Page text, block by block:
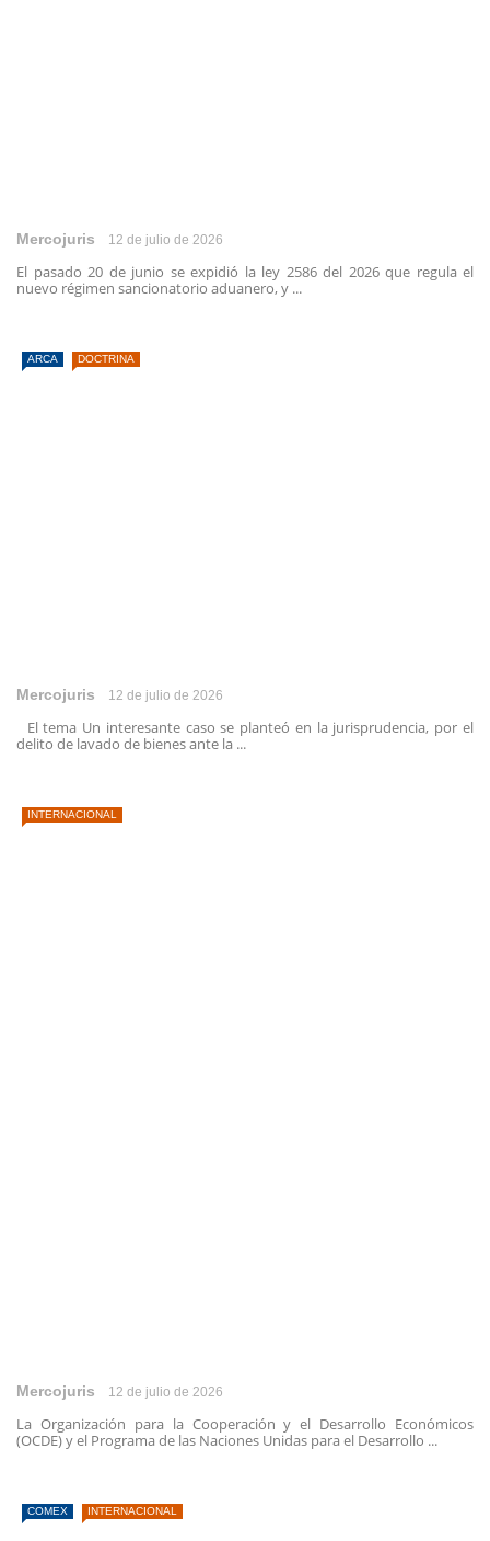
Mercojuris 12 de julio de 2026
El pasado 20 de junio se expidió la ley 2586 del 2026 que regula el
nuevo régimen sancionatorio aduanero, y ...
ARCA DOCTRINA
Mercojuris 12 de julio de 2026
El tema Un interesante caso se planteó en la jurisprudencia, por el
delito de lavado de bienes ante la ...
INTERNACIONAL
Mercojuris 12 de julio de 2026
La Organización para la Cooperación y el Desarrollo Económicos
(OCDE) y el Programa de las Naciones Unidas para el Desarrollo ...
COMEX INTERNACIONAL